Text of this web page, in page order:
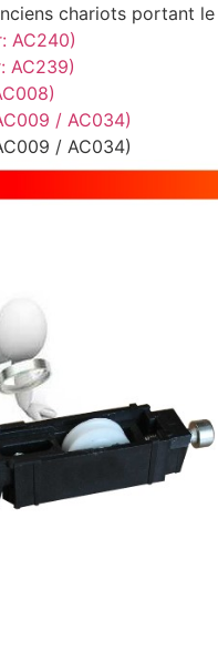
chariots portant
AC240)
AC239)
/ AC034)
/ AC034)